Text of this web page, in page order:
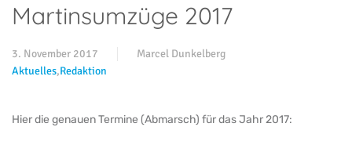
Martinsumzüge 2017
3. November 2017
Marcel Dunkelberg
Aktuelles,Redaktion
Hier die genauen Termine (Abmarsch) für das Jahr 2017: